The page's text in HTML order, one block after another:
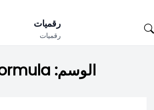
to
رقميات
رقميات
الوسم: